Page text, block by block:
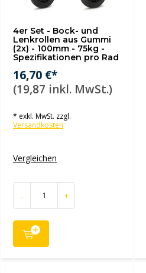
4er Set - Bock- und
Lenkrollen aus Gummi
(2x) - 100mm - 75kg -
Spezifikationen pro Rad
16,70 €*
(19,87 inkl. MwSt.)
* exkl. MwSt. zzgl.
Versandkosten
Vergleichen
- +